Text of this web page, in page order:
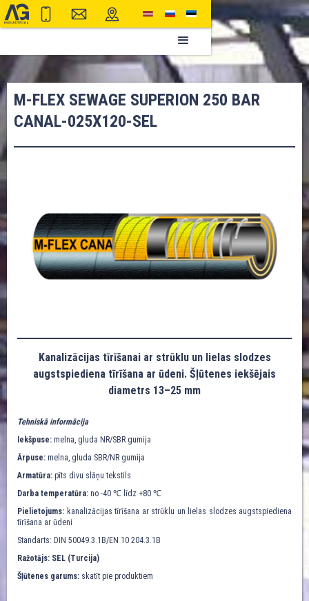
M-FLEX SEWAGE SUPERION 250 BAR
CANAL-025X120-SEL
Kanalizācijas tīrīšanai ar strūklu un lielas slodzes
augstspiediena tīrīšana ar ūdeni. Šļūtenes iekšējais
diametrs 13–25 mm
Tehniskā informācija
Iekšpuse: melna, gluda NR/SBR gumija
Ārpuse: melna, gluda SBR/NR gumija
Armatūra: pīts divu slāņu tekstils
Darba temperatūra: no -40 ℃ līdz +80 ℃
Pielietojums: kanalizācijas tīrīšana ar strūklu un lielas slodzes augstspiediena
tīrīšana ar ūdeni
Standarts: DIN 50049.3.1B/EN 10 204.3.1B
Ražotājs: SEL (Turcija)
Šļūtenes garums: skatīt pie produktiem